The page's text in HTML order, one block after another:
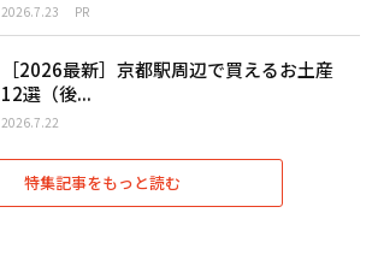
2026.7.23 PR
［2026最新］京都駅周辺で買えるお土産
12選（後...
2026.7.22
特集記事をもっと読む